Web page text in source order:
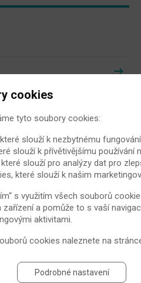
cookies
tyto soubory cookies:
slouží k nezbytnému
slouží k přívětivějšímu používání
slouží pro analýzy dat pro
které slouží k našim
s využitím všech souborů
zařízení a pomůže to s vaší
aktivitami.
cookies naleznete na
Podrobné nastavení